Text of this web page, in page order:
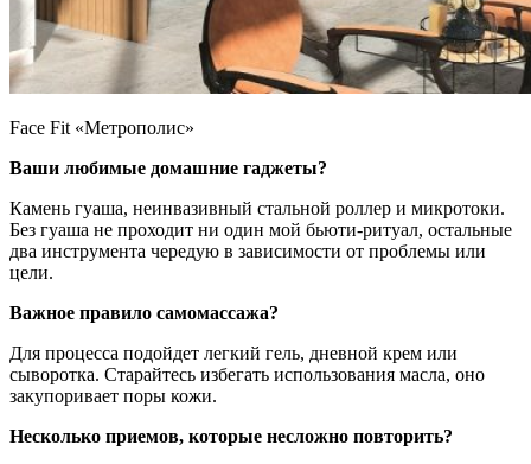
Face Fit «Метрополис»
Ваши любимые домашние гаджеты?
Камень гуаша, неинвазивный стальной роллер и микротоки.
Без гуаша не проходит ни один мой бьюти-ритуал, остальные
два инструмента чередую в зависимости от проблемы или
цели.
Важное правило самомассажа?
Для процесса подойдет легкий гель, дневной крем или
сыворотка. Старайтесь избегать использования масла, оно
закупоривает поры кожи.
Несколько приемов, которые несложно повторить?